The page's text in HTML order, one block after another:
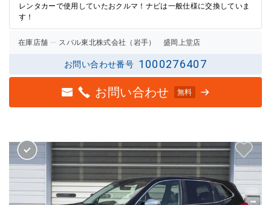
レンタカーで使用していたおクルマ！ナビは一般仕様に交換していま
す！
在庫店舗 スバル東北株式会社（岩手） 盛岡上堂店
お問い合わせ番号 1000276407
お問い合わせ 無料